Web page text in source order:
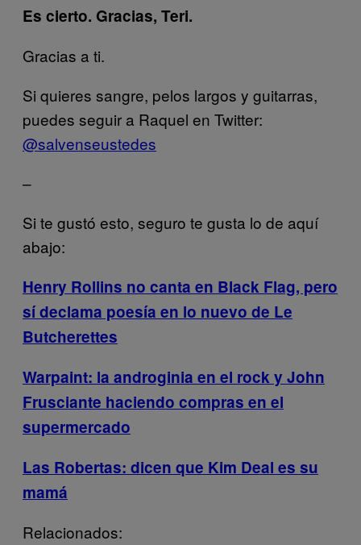
Es cierto. Gracias, Teri.
Gracias a ti.
Si quieres sangre, pelos largos y guitarras,
puedes seguir a Raquel en Twitter:
@salvenseustedes
–
Si te gustó esto, seguro te gusta lo de aquí
abajo:
Henry Rollins no canta en Black Flag, pero
sí declama poesía en lo nuevo de Le
Butcherettes
Warpaint: la androginia en el rock y John
Frusciante haciendo compras en el
supermercado
Las Robertas: dicen que Kim Deal es su
mamá
Relacionados: